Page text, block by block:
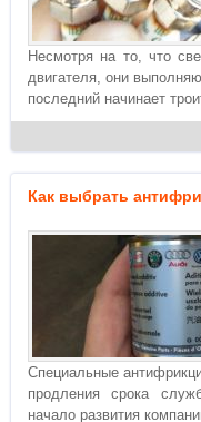
Несмотря на то, что
двигателя, они
последний начинает
Как выбрать
Специальные
продления срока
начало развития